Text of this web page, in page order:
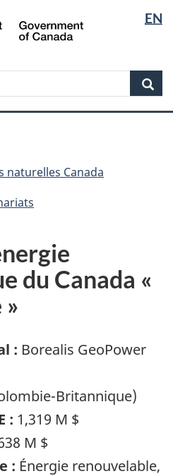
Aller
au
principal
Skip
to
government"
Passer
à
version
simplifiée
langue
EN
Canada
naturelles Canada
du Canada «
: Borealis GeoPower
Britannique)
: 1,319 M $
M $
: Énergie renouvelable,